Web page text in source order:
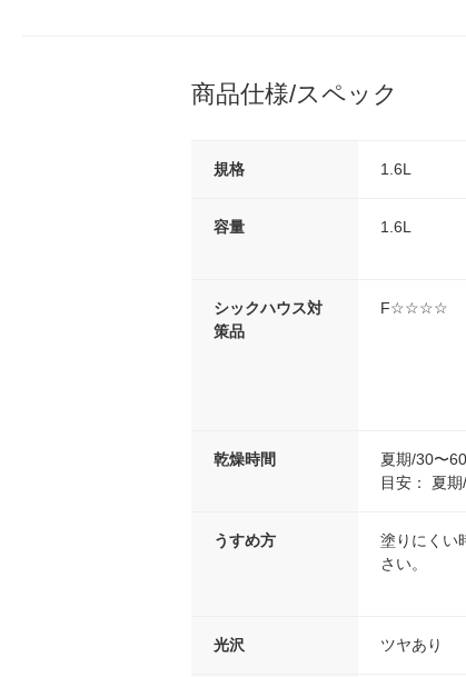
商品仕様/スペック
規格 1.6L
容量 1.6L
シックハウス対
策品
F☆☆☆☆
乾燥時間
夏期/30〜
目安： 夏
うすめ方
塗りにくい
さい。
光沢 ツヤあり